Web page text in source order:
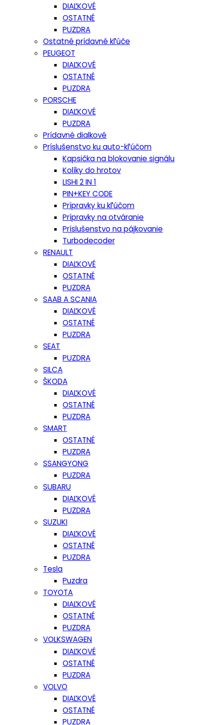
DIAĽKOVÉ
OSTATNÉ
PUZDRA
Ostatné prídavné kľúče
PEUGEOT
DIAĽKOVÉ
OSTATNÉ
PUZDRA
PORSCHE
DIAĽKOVÉ
PUZDRA
Prídavné dialkové
Príslušenstvo ku auto-kľúčom
Kapsička na blokovanie signálu
Kolíky do hrotov
LISHI 2 IN 1
PIN+KEY CODE
Prípravky ku kľúčom
Prípravky na otváranie
Príslušenstvo na pájkovanie
Turbodecoder
RENAULT
DIAĽKOVÉ
OSTATNÉ
PUZDRA
SAAB A SCANIA
DIAĽKOVÉ
OSTATNÉ
PUZDRA
SEAT
PUZDRA
SILCA
ŠKODA
DIAĽKOVÉ
OSTATNÉ
PUZDRA
SMART
OSTATNÉ
PUZDRA
SSANGYONG
PUZDRA
SUBARU
DIAĽKOVÉ
PUZDRA
SUZUKI
DIAĽKOVÉ
OSTATNÉ
PUZDRA
Tesla
Puzdra
TOYOTA
DIAĽKOVÉ
OSTATNÉ
PUZDRA
VOLKSWAGEN
DIAĽKOVÉ
OSTATNÉ
PUZDRA
VOLVO
DIAĽKOVÉ
OSTATNÉ
PUZDRA